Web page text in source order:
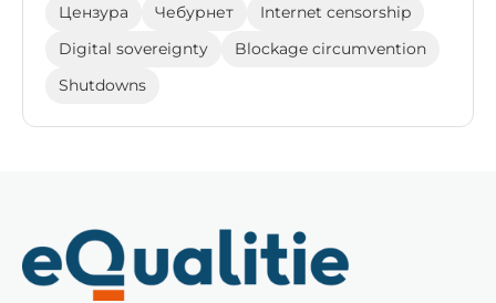
Цензура
Чебурнет
Internet censorship
Digital sovereignty
Blockage circumvention
Shutdowns